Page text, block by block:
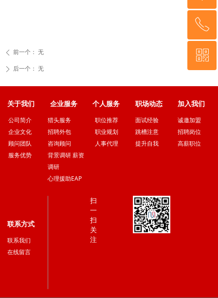
ꄴ 前一个： 无
ꄲ 后一个： 无
关于我们 企业服务 个人服务 职场动态 加入我们
联系方式
扫
一
扫
关
注
公司简介
企业文化
顾问团队
服务优势
猎头服务
招聘外包
咨询顾问
背景调研 薪资
调研
心理援助EAP
职位推荐
职业规划
人事代理
面试经验
跳槽注意
提升自我
诚邀加盟
招聘岗位
高薪职位
联系我们
在线留言
回到顶部
ꂅ
18953529205
ꀥ